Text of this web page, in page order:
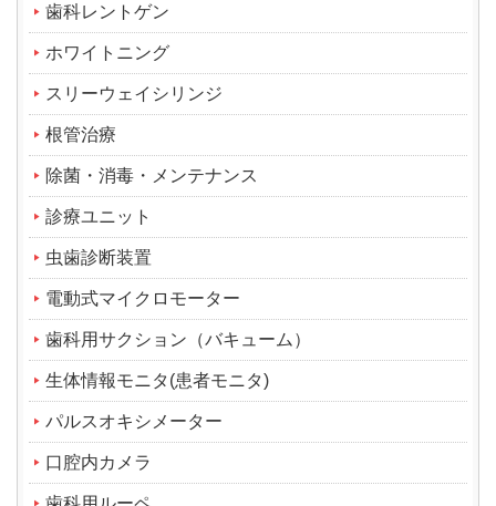
歯科レントゲン
ホワイトニング
スリーウェイシリンジ
根管治療
除菌・消毒・メンテナンス
診療ユニット
虫歯診断装置
電動式マイクロモーター
歯科用サクション（バキューム）
生体情報モニタ(患者モニタ)
パルスオキシメーター
口腔内カメラ